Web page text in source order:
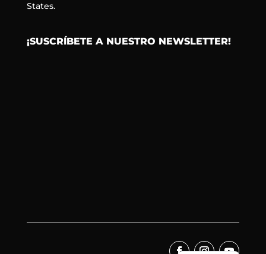
States.
¡SUSCRÍBETE A NUESTRO NEWSLETTER!